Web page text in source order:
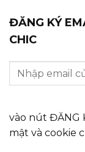
ĐĂNG KÝ
CHIC
vào nút ĐĂNG
mật và cookie